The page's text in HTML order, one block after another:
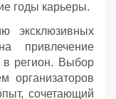
годы карьеры.
эксклюзивных
привлечение
в регион. Выбор
организаторов
сочетающий